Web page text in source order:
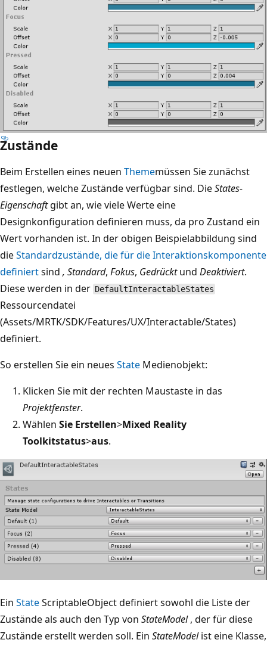
Zustände
Beim Erstellen eines neuen Thememüssen Sie zunächst
festlegen, welche Zustände verfügbar sind. DieStates-
Eigenschaftgibt an, wie viele Werte eine
Designkonfiguration definieren muss, da pro Zustand ein
Wert vorhanden ist. In der obigen Beispielabbildung sind
dieStandardzustände, die für die Interaktionskomponente
definiertsind , Standard, Fokus, Gedrücktund Deaktiviert.
Diese werden in der DefaultInteractableStates
Ressourcendatei
(Assets/MRTK/SDK/Features/UX/Interactable/States)
definiert.
So erstellen Sie ein neues State Medienobjekt:
Klicken Sie mit der rechten Maustaste in das
Projektfenster.
Wählen Sie Erstellen>Mixed Reality
Toolkitstatus>aus.
Ein StateScriptableObject definiert sowohl die Liste der
Zustände als auch den Typ von StateModel, der für diese
Zustände erstellt werden soll. Ein StateModelist eine Klasse,